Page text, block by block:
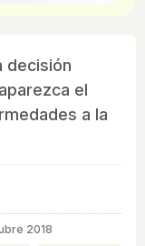
decisión
el
a la
2018